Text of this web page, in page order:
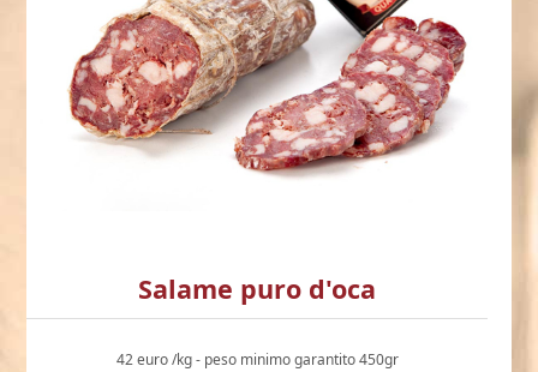
Salame puro d'oca
42 euro /kg - peso minimo garantito 450gr